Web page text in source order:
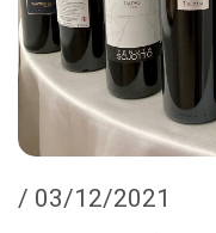
/ 03/12/2021